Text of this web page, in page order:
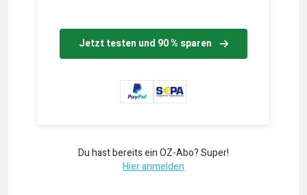
Jetzt testen und 90 % sparen
Du hast bereits ein OZ-Abo? Super!
Hier anmelden